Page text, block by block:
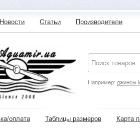
Новости Статьи Производители
Например: джинсы
оплата Таблицы размеров Карта